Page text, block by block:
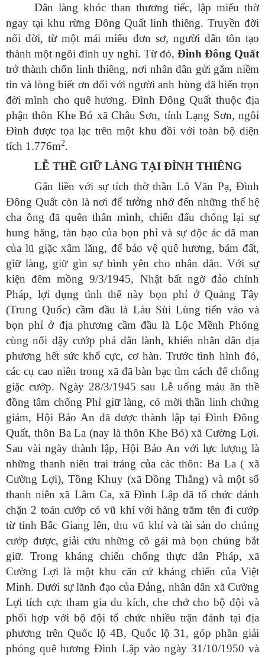
Dân làng khóc than thương tiếc, lập miếu thờ
ngay tại khu rừng Đông Quất linh thiêng. Truyền đời
nối đời, từ một mái miếu đơn sơ, người dân tôn tạo
thành một ngôi đình uy nghi. Từ đó, Đình Đông Quất
trở thành chốn linh thiêng, nơi nhân dân gửi gắm niềm
tin và lòng biết ơn đối với người anh hùng đã hiến trọn
đời mình cho quê hương. Đình Đông Quất thuộc địa
phận thôn Khe Bó xã Châu Sơn, tỉnh Lạng Sơn, ngôi
Đình được tọa lạc trên một khu đồi với toàn bộ diện
tích 1.776m2.
LỄ THỀ GIỮ LÀNG TẠI ĐÌNH THIÊNG
Gắn liền với sự tích thờ thần Lô Văn Pạ, Đình
Đông Quất còn là nơi để tưởng nhớ đến những thế hệ
cha ông đã quên thân mình, chiến đấu chống lại sự
hung hăng, tàn bạo của bọn phỉ và sự độc ác dã man
của lũ giặc xâm lăng, để bảo vệ quê hương, bám đất,
giữ làng, giữ gìn sự bình yên cho nhân dân. Với sự
kiện đêm mồng 9/3/1945, Nhật bất ngờ đảo chính
Pháp, lợi dụng tình thế này bọn phỉ ở Quảng Tây
(Trung Quốc) cầm đầu là Làu Sùi Lùng tiến vào và
bọn phỉ ở địa phương cầm đầu là Lộc Mềnh Phóng
cùng nổi dậy cướp phá dân lành, khiến nhân dân địa
phương hết sức khổ cực, cơ hàn. Trước tình hình đó,
các cụ cao niên trong xã đã bàn bạc tìm cách để chống
giặc cướp. Ngày 28/3/1945 sau Lễ uống máu ăn thề
đồng tâm chống Phỉ giữ làng, có mời thần linh chứng
giám, Hội Bảo An đã được thành lập tại Đình Đông
Quất, thôn Ba La (nay là thôn Khe Bó) xã Cường Lợi.
Sau vài ngày thành lập, Hội Bảo An với lực lượng là
những thanh niên trai tráng của các thôn: Ba La ( xã
Cường Lợi), Tồng Khuy (xã Đồng Thắng) và một số
thanh niên xã Lâm Ca, xã Đình Lập đã tổ chức đánh
chặn 2 toán cướp có vũ khí với hàng trăm tên đi cướp
từ tỉnh Bắc Giang lên, thu vũ khí và tài sản do chúng
cướp được, giải cứu những cô gái mà bọn chúng bắt
giữ. Trong kháng chiến chống thực dân Pháp, xã
Cường Lợi là một khu căn cứ kháng chiến của Việt
Minh. Dưới sự lãnh đạo của Đảng, nhân dân xã Cường
Lợi tích cực tham gia du kích, che chở cho bộ đội và
phối hợp với bộ đội tổ chức nhiều trận đánh tại địa
phương trên Quốc lộ 4B, Quốc lộ 31, góp phần giải
phóng quê hương Đình Lập vào ngày 31/10/1950 và